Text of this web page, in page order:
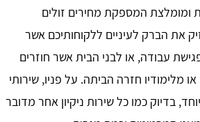
ומומלצת המספקת מחירים זולים
את הברק לעיניים ללקוחותיכם אשר
עבודה, או לבני הבית אשר חוזרים
מלימודיו חזרה הביתה. על פניו, שירותי
בדיוק כמו כל שירות ניקיון אחר מדובר